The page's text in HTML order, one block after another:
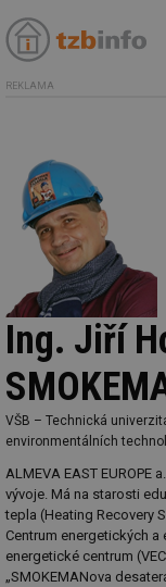
REKLAMA
Ing. Jiří
VŠB – Technická
environmentálních
ALMEVA EAST
vývoje. Má na starosti
tepla (Heating Recovery
Centrum energetických a
energetické centrum
„SMOKEMANova